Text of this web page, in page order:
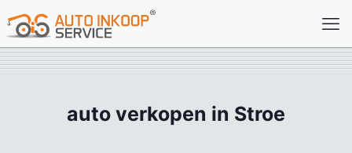
auto verkopen in Stroe